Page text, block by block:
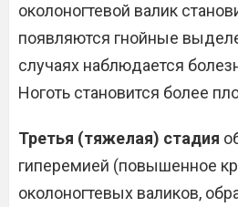
околоногтевой валик
появляются гнойные
случаях наблюдается
Ноготь становится более
Третья (тяжелая) стадия
гиперемией (повышенное
околоногтевых валиков,